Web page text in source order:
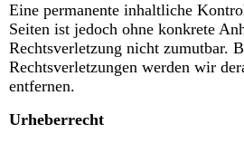
Eine permanente inhaltliche
Seiten ist jedoch ohne konkrete
Rechtsverletzung nicht zumutbar.
Rechtsverletzungen werden wir
entfernen.
Urheberrecht